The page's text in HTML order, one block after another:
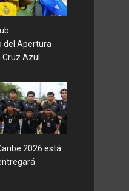
del Apertura
Azul...
2026 está